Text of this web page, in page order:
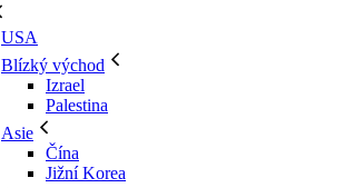
USA
Blízký východ
Izrael
Palestina
Asie
Čína
Jižní Korea